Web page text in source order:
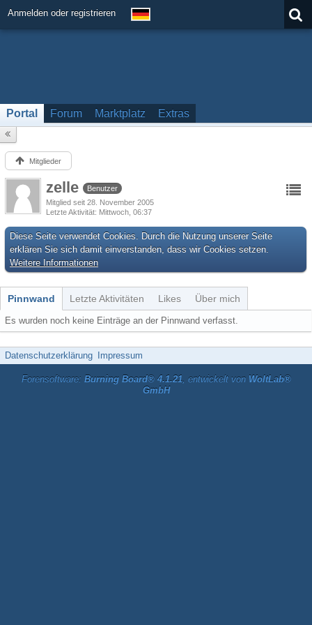
Anmelden oder registrieren
Portal Forum Marktplatz Extras
Mitglieder
zelle
Benutzer
Mitglied seit 28. November 2005
Letzte Aktivität Mittwoch, 06:37
Diese Seite verwendet Cookies. Durch die Nutzung unserer Seite
erklären Sie sich damit einverstanden, dass wir Cookies setzen.
Weitere Informationen
Pinnwand Letzte Aktivitäten Likes Über mich
Es wurden noch keine Einträge an der Pinnwand verfasst.
Datenschutzerklärung Impressum
Forensoftware: Burning Board® 4.1.21, entwickelt von WoltLab®
GmbH